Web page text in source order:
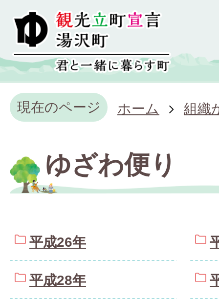
現在のページ ホーム 組織
ゆざわ便り
平成26年
平成28年